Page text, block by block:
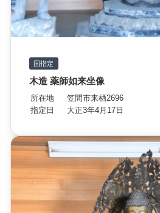
国指定
木造 薬師如来坐像
所在地
笠間市来栖2696
指定日
大正3年4月17日